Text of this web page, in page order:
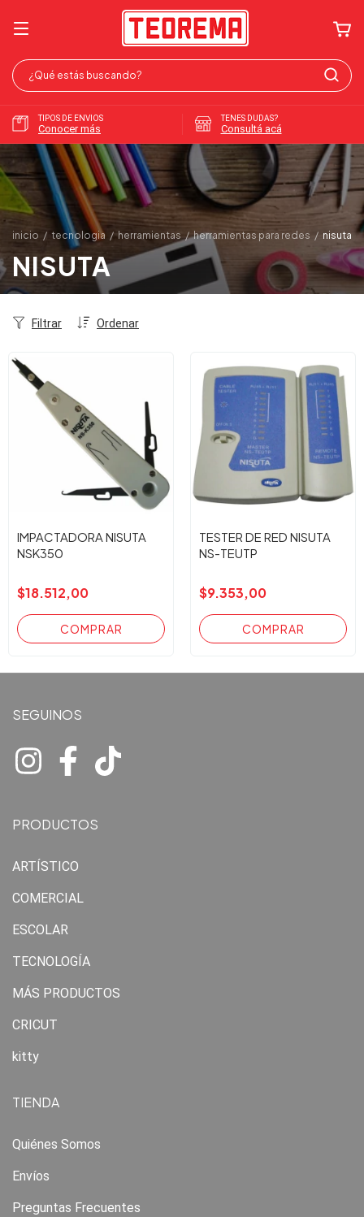
TIPOS DE ENVIOS
Conocer más
TENES DUDAS?
Consultá acá
inicio / tecnologia / herramientas / herramientas para redes / nisuta
NISUTA
Ordenar
Filtrar
IMPACTADORA NISUTA
NSK350
$18.512,00
TESTER DE RED NISUTA
NS-TEUTP
$9.353,00
SEGUINOS
PRODUCTOS
ARTÍSTICO
COMERCIAL
ESCOLAR
TECNOLOGÍA
MÁS PRODUCTOS
CRICUT
kitty
TIENDA
Quiénes Somos
Envíos
Preguntas Frecuentes